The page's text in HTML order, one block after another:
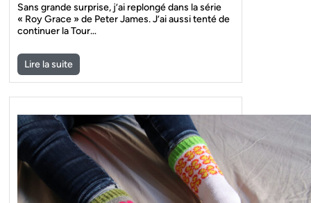
Sans grande surprise, j’ai replongé dans la série
« Roy Grace » de Peter James. J’ai aussi tenté de
continuer la Tour…
Lire la suite